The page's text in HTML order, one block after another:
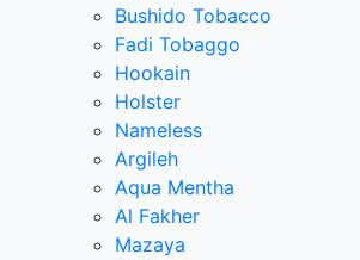
Bushido Tobacco
Fadi Tobaggo
Hookain
Holster
Nameless
Argileh
Aqua Mentha
Al Fakher
Mazaya